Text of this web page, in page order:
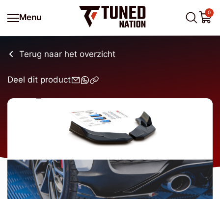
Menu
0
Terug naar het overzicht
Deel dit product